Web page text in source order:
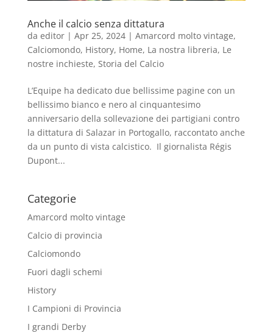
Anche il calcio senza dittatura
da editor| Apr 25, 2024| Amarcord molto vintage,
Calciomondo, History, Home, La nostra libreria, Le
nostre inchieste, Storia del Calcio
L’Equipe ha dedicato due bellissime pagine con un
bellissimo bianco e nero al cinquantesimo
anniversario della sollevazione dei partigiani contro
la dittatura di Salazar in Portogallo, raccontato anche
da un punto di vista calcistico. Il giornalista Régis
Dupont...
Categorie
Amarcord molto vintage
Calcio di provincia
Calciomondo
Fuori dagli schemi
History
I Campioni di Provincia
I grandi Derby